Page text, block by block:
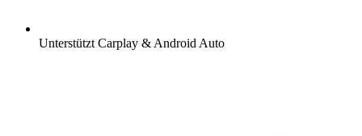
Unterstützt Carplay & Android Auto